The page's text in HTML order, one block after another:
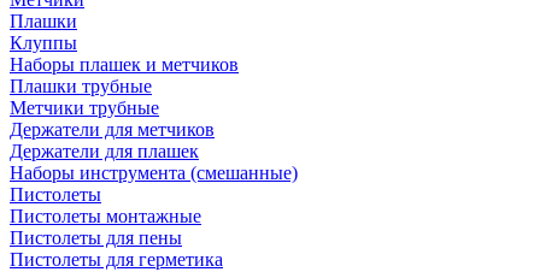
Плашки
Клуппы
Наборы плашек и метчиков
Плашки трубные
Метчики трубные
Держатели для метчиков
Держатели для плашек
Наборы инструмента (смешанные)
Пистолеты
Пистолеты монтажные
Пистолеты для пены
Пистолеты для герметика